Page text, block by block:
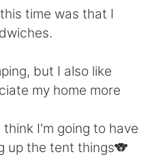
time was that I
but I also like
my home more
I'm going to have
up the tent things🐨